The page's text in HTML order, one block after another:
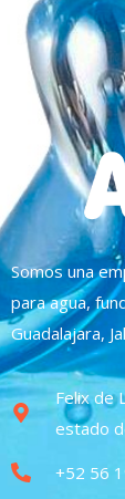
Somos una
para agua,
Guadalajara,
Felix de
estado
+52 56